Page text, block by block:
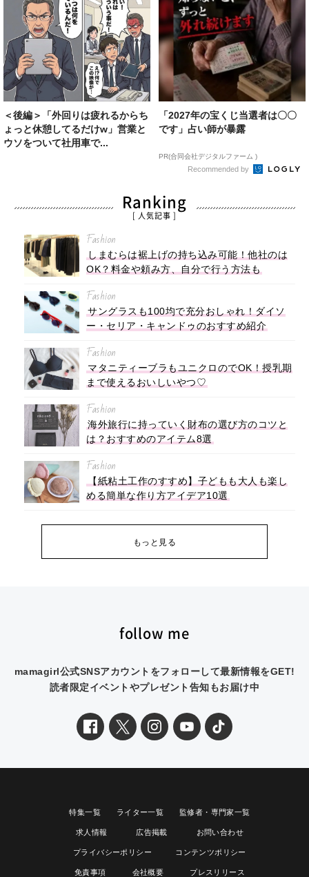
＜後編＞「外回りは疲れるからち
ょっと休憩してるだけw」営業と
ウソをついて社用車で...
「2027年の宝くじ当選者は〇〇
です」占い師が暴露
PR(合同会社デジタルファーム )
Recommended by
Ranking
[ 人気記事 ]
Fashion
しまむらは裾上げの持ち込み可能！他社のは
OK？料金や頼み方、自分で行う方法も
Fashion
サングラスも100均で充分おしゃれ！ダイソ
ー・セリア・キャンドゥのおすすめ紹介
Fashion
マタニティーブラもユニクロのでOK！授乳期
まで使えるおいしいやつ♡
Fashion
海外旅行に持っていく財布の選び方のコツと
は？おすすめのアイテム8選
Fashion
【紙粘土工作のすすめ】子どもも大人も楽し
める簡単な作り方アイデア10選
もっと見る
follow me
mamagirl公式SNSアカウントをフォローして最新情報をGET!
読者限定イベントやプレゼント告知もお届け中
特集一覧 ライター一覧 監修者・専門家一覧
求人情報 広告掲載 お問い合わせ
プライバシーポリシー コンテンツポリシー
免責事項 会社概要 プレスリリース